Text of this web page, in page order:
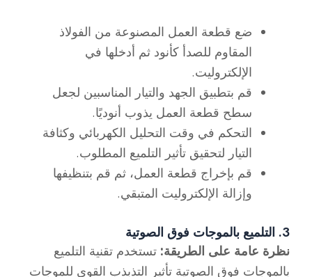
ضع قطعة العمل المصنوعة من الفولاذ
المقاوم للصدأ كأنود ثم أدخلها في
الإلكتروليت.
قم بتطبيق الجهد والتيار المناسبين لجعل
سطح قطعة العمل يذوب أنوديًا.
التحكم في وقت التحليل الكهربائي وكثافة
التيار لتحقيق تأثير التلميع المطلوب.
قم بإخراج قطعة العمل، ثم قم بتنظيفها
وإزالة الإلكتروليت المتبقي.
3. التلميع بالموجات فوق الصوتية
نظرة عامة على الطريقة:تستخدم تقنية التلميع
بالموجات فوق الصوتية تأثير التذبذب القوي للموجات